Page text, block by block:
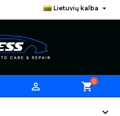
Lietuvių kalba 
 shopping_cart0